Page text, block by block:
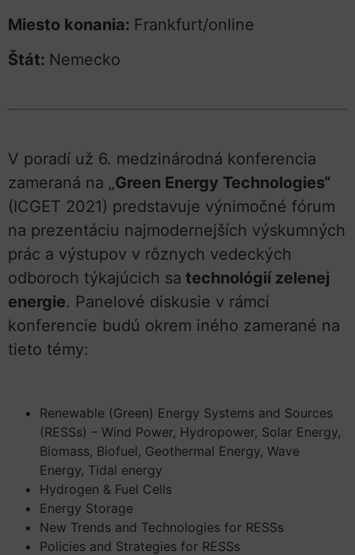
Miesto konania: Frankfurt/online
Štát: Nemecko
V poradí už 6. medzinárodná konferencia
zameraná na „Green Energy Technologies“
(ICGET 2021) predstavuje výnimočné fórum
na prezentáciu najmodernejších výskumných
prác a výstupov v rôznych vedeckých
odboroch týkajúcich sa technológií zelenej
energie. Panelové diskusie v rámci
konferencie budú okrem iného zamerané na
tieto témy:
Renewable (Green) Energy Systems and Sources
(RESSs) – Wind Power, Hydropower, Solar Energy,
Biomass, Biofuel, Geothermal Energy, Wave
Energy, Tidal energy
Hydrogen & Fuel Cells
Energy Storage
New Trends and Technologies for RESSs
Policies and Strategies for RESSs